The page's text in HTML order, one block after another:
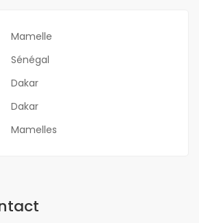
Mamelle
Sénégal
Dakar
Dakar
Mamelles